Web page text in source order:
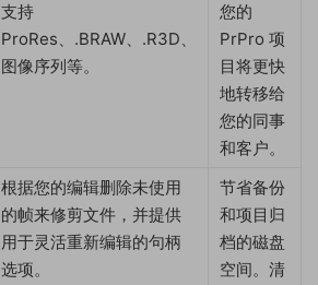
支持
ProRes、.BRAW、.R3D、
图像序列等。
您的
PrPro 项
目将更快
地转移给
您的同事
和客户。
根据您的编辑删除未使用
的帧来修剪文件，并提供
用于灵活重新编辑的句柄
选项。
节省备份
和项目归
档的磁盘
空间。清